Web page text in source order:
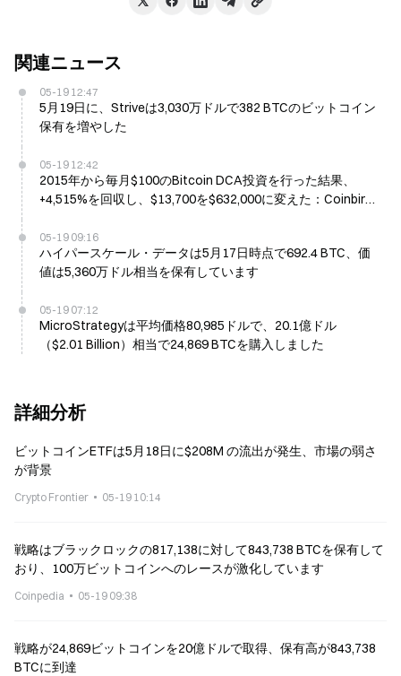
関連ニュース
05-19 12:47
5月19日に、Striveは3,030万ドルで382 BTCのビットコイン
保有を増やした
05-19 12:42
2015年から毎月$100のBitcoin DCA投資を行った結果、
+4,515%を回収し、$13,700を$632,000に変えた：Coinbird
05-19 09:16
ハイパースケール・データは5月17日時点で692.4 BTC、価
値は5,360万ドル相当を保有しています
05-19 07:12
MicroStrategyは平均価格80,985ドルで、20.1億ドル
（$2.01 Billion）相当で24,869 BTCを購入しました
詳細分析
ビットコインETFは5月18日に$208M の流出が発生、市場の弱さ
が背景
Crypto Frontier 05-19 10:14
戦略はブラックロックの817,138に対して843,738 BTCを保有して
おり、100万ビットコインへのレースが激化しています
Coinpedia 05-19 09:38
戦略が24,869ビットコインを20億ドルで取得、保有高が843,738
BTCに到達